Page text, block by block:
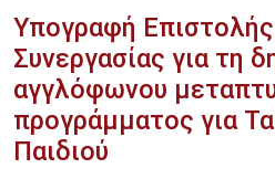
Υπογραφή
Συνεργασίας για τη
αγγλόφωνου
προγράμματος για
Παιδιού